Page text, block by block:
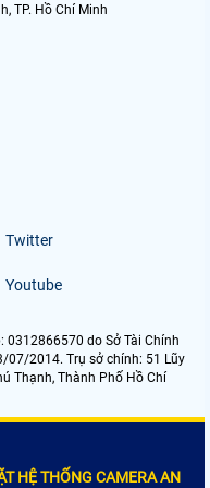
TP. Hồ Chí Minh
Twitter
Youtube
0312866570 do Sở Tài Chính
07/2014. Trụ sở chính: 51 Lũy
Thạnh, Thành Phố Hồ Chí
HỆ THỐNG CAMERA AN